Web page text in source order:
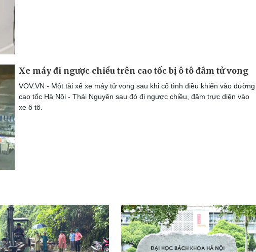
Xe máy đi ngược chiều trên cao tốc bị ô tô đâm tử vong
VOV.VN - Một tài xế xe máy tử vong sau khi cố tình điều khiển vào đường
cao tốc Hà Nội - Thái Nguyên sau đó đi ngược chiều, đâm trực diện vào
xe ô tô.